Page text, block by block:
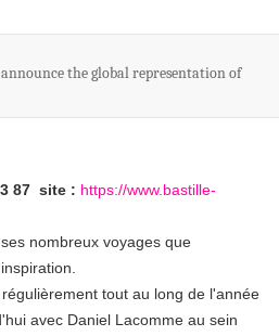
announce the global representation of
87 site : https://www.bastille-
nombreux voyages que
tout au long de l'année
avec Daniel Lacomme au sein